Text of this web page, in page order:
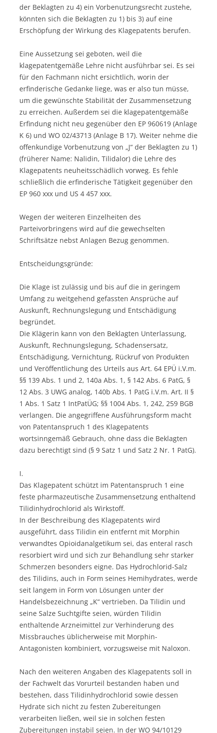
der Beklagten zu 4) ein Vorbenutzungsrecht zustehe,
könnten sich die Beklagten zu 1) bis 3) auf eine
Erschöpfung der Wirkung des Klagepatents berufen.
Eine Aussetzung sei geboten, weil die
klagepatentgemäße Lehre nicht ausführbar sei. Es sei
für den Fachmann nicht ersichtlich, worin der
erfinderische Gedanke liege, was er also tun müsse,
um die gewünschte Stabilität der Zusammensetzung
zu erreichen. Außerdem sei die klagepatentgemäße
Erfindung nicht neu gegenüber den EP 960619 (Anlage
K 6) und WO 02/43713 (Anlage B 17). Weiter nehme die
offenkundige Vorbenutzung von „J“ der Beklagten zu 1)
(früherer Name: Nalidin, Tilidalor) die Lehre des
Klagepatents neuheitsschädlich vorweg. Es fehle
schließlich die erfinderische Tätigkeit gegenüber den
EP 960 xxx und US 4 457 xxx.
Wegen der weiteren Einzelheiten des
Parteivorbringens wird auf die gewechselten
Schriftsätze nebst Anlagen Bezug genommen.
Entscheidungsgründe:
Die Klage ist zulässig und bis auf die in geringem
Umfang zu weitgehend gefassten Ansprüche auf
Auskunft, Rechnungslegung und Entschädigung
begründet.
Die Klägerin kann von den Beklagten Unterlassung,
Auskunft, Rechnungslegung, Schadensersatz,
Entschädigung, Vernichtung, Rückruf von Produkten
und Veröffentlichung des Urteils aus Art. 64 EPÜ i.V.m.
§§ 139 Abs. 1 und 2, 140a Abs. 1, § 142 Abs. 6 PatG, §
12 Abs. 3 UWG analog, 140b Abs. 1 PatG i.V.m. Art. II §
1 Abs. 1 Satz 1 IntPatÜG; §§ 1004 Abs. 1, 242, 259 BGB
verlangen. Die angegriffene Ausführungsform macht
von Patentanspruch 1 des Klagepatents
wortsinngemäß Gebrauch, ohne dass die Beklagten
dazu berechtigt sind (§ 9 Satz 1 und Satz 2 Nr. 1 PatG).
I.
Das Klagepatent schützt im Patentanspruch 1 eine
feste pharmazeutische Zusammensetzung enthaltend
Tilidinhydrochlorid als Wirkstoff.
In der Beschreibung des Klagepatents wird
ausgeführt, dass Tilidin ein entfernt mit Morphin
verwandtes Opioidanalgetikum sei, das enteral rasch
resorbiert wird und sich zur Behandlung sehr starker
Schmerzen besonders eigne. Das Hydrochlorid-Salz
des Tilidins, auch in Form seines Hemihydrates, werde
seit langem in Form von Lösungen unter der
Handelsbezeichnung „K“ vertrieben. Da Tilidin und
seine Salze Suchtgifte seien, würden Tilidin
enthaltende Arzneimittel zur Verhinderung des
Missbrauches üblicherweise mit Morphin-
Antagonisten kombiniert, vorzugsweise mit Naloxon.
Nach den weiteren Angaben des Klagepatents soll in
der Fachwelt das Vorurteil bestanden haben und
bestehen, dass Tilidinhydrochlorid sowie dessen
Hydrate sich nicht zu festen Zubereitungen
verarbeiten ließen, weil sie in solchen festen
Zubereitungen instabil seien. In der WO 94/10129